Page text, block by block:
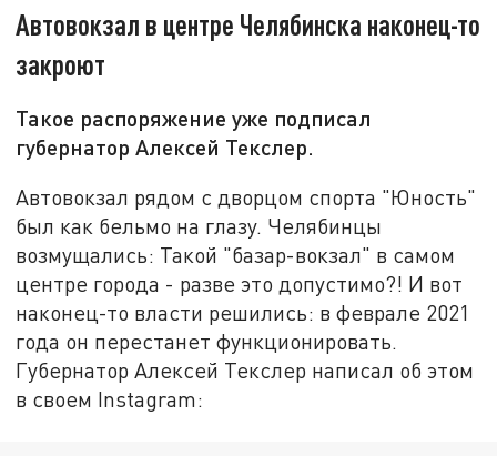
Автовокзал в центре Челябинска наконец-то
закроют
Такое распоряжение уже подписал
губернатор Алексей Текслер.
Автовокзал рядом с дворцом спорта "Юность"
был как бельмо на глазу. Челябинцы
возмущались: Такой "базар-вокзал" в самом
центре города - разве это допустимо?! И вот
наконец-то власти решились: в феврале 2021
года он перестанет функционировать.
Губернатор Алексей Текслер написал об этом
в своем Instagram: